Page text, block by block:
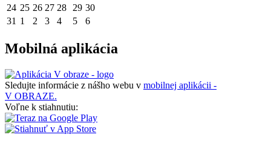
24 25 26 27 28 29 30
31 1 2 3 4 5 6
Mobilná aplikácia
Sledujte informácie z nášho webu v mobilnej aplikácii -
V OBRAZE.
Voľne k stiahnutiu: